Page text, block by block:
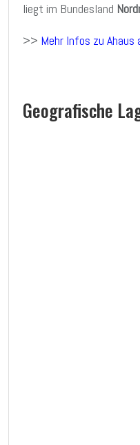
liegt im Bundesland
>> Mehr Infos zu Ahaus
Geografische